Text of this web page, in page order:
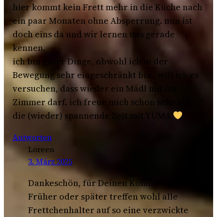
hier kommt kein Frett mehr in die Küche nach
ein paar Monaten ohne Absperrung. nun ist
doch eins da und wir lernen uns gerade
kennen.
ich bin guter Dinge, obwohl ich in der
Bewegung sehr eingeschränkt bin , will ich es
versuchen, dass wieder ein Mädl mit ins
Zimmer darf. ich freue mich schon sehr auf
die (wieder) spannende Zeit mit YUMA
Antworten
Loreen
3. März 2025
Dankeschön, für Deinen Kommentar <3
Früher oder später treffen wohl alle
Frettchenhalter auf so eine verzwickte